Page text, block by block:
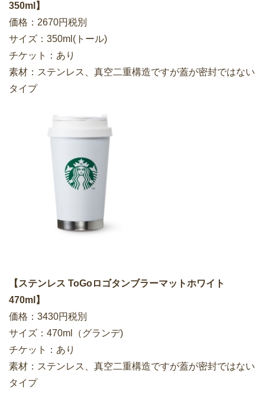
350ml】
価格：2670円税別
サイズ：350ml(トール)
チケット：あり
素材：ステンレス、真空二重構造ですが蓋が密封ではない
タイプ
【ステンレス ToGoロゴタンブラーマットホワイト
470ml】
価格：3430円税別
サイズ：470ml（グランデ)
チケット：あり
素材：ステンレス、真空二重構造ですが蓋が密封ではない
タイプ